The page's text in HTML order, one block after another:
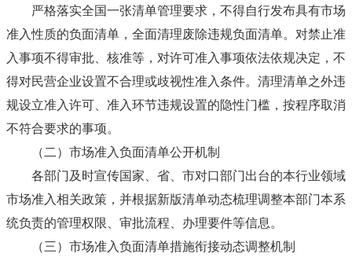
严格落实全国一张清单管理要求，不得自行发布具有市场
准入性质的负面清单，全面清理废除违规负面清单。对禁止准
入事项不得审批、核准等，对许可准入事项依法依规决定，不
得对民营企业设置不合理或歧视性准入条件。清理清单之外违
规设立准入许可、准入环节违规设置的隐性门槛，按程序取消
不符合要求的事项。
（二）市场准入负面清单公开机制
各部门及时宣传国家、省、市对口部门出台的本行业领域
市场准入相关政策，并根据新版清单动态梳理调整本部门本系
统负责的管理权限、审批流程、办理要件等信息。
（三）市场准入负面清单措施衔接动态调整机制